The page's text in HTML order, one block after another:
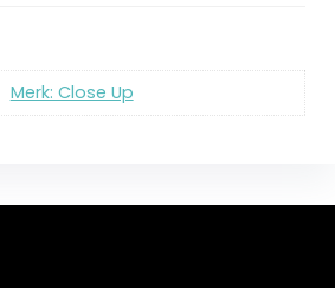
Merk: Close Up